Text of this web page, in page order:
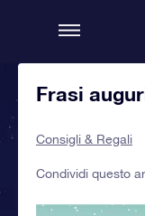
Frasi
Consigli & Regali
Condividi questo